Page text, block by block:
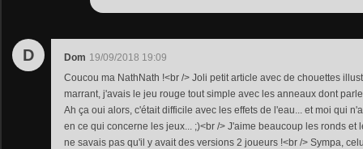
D Dom 19/09/2018 19:09
Coucou ma NathNath !<br /> Joli petit article avec de chouettes
marrant, j'avais le jeu rouge tout simple avec les anneaux dont
Ah ça oui alors, c'était difficile avec les effets de l'eau... et moi qui
en ce qui concerne les jeux... ;)<br /> J'aime beaucoup les ronds et
ne savais pas qu'il y avait des versions 2 joueurs !<br /> Sympa,